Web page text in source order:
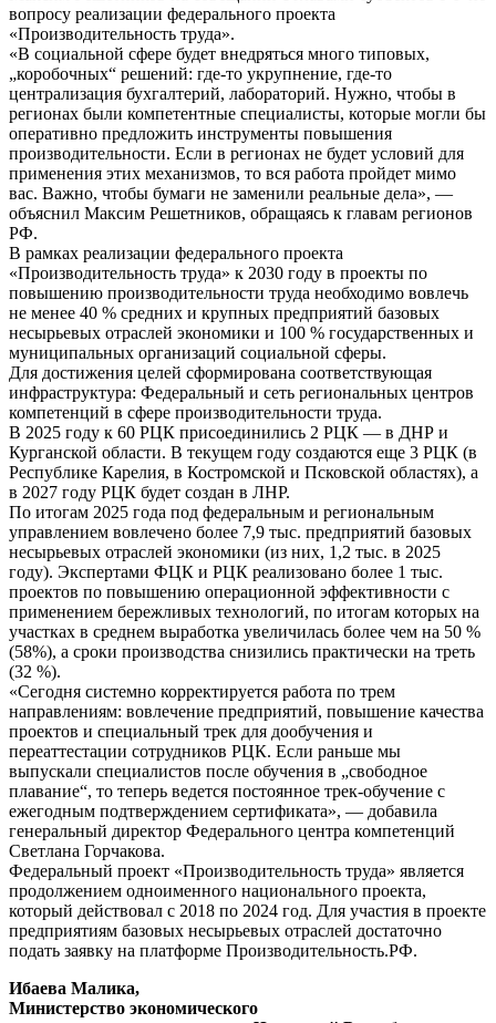
вопросу реализации федерального проекта
«Производительность труда».
«В социальной сфере будет внедряться много типовых,
„коробочных“ решений: где-то укрупнение, где-то
централизация бухгалтерий, лабораторий. Нужно, чтобы в
регионах были компетентные специалисты, которые могли бы
оперативно предложить инструменты повышения
производительности. Если в регионах не будет условий для
применения этих механизмов, то вся работа пройдет мимо
вас. Важно, чтобы бумаги не заменили реальные дела», —
объяснил Максим Решетников, обращаясь к главам регионов
РФ.
В рамках реализации федерального проекта
«Производительность труда» к 2030 году в проекты по
повышению производительности труда необходимо вовлечь
не менее 40 % средних и крупных предприятий базовых
несырьевых отраслей экономики и 100 % государственных и
муниципальных организаций социальной сферы.
Для достижения целей сформирована соответствующая
инфраструктура: Федеральный и сеть региональных центров
компетенций в сфере производительности труда.
В 2025 году к 60 РЦК присоединились 2 РЦК — в ДНР и
Курганской области. В текущем году создаются еще 3 РЦК (в
Республике Карелия, в Костромской и Псковской областях), а
в 2027 году РЦК будет создан в ЛНР.
По итогам 2025 года под федеральным и региональным
управлением вовлечено более 7,9 тыс. предприятий базовых
несырьевых отраслей экономики (из них, 1,2 тыс. в 2025
году). Экспертами ФЦК и РЦК реализовано более 1 тыс.
проектов по повышению операционной эффективности с
применением бережливых технологий, по итогам которых на
участках в среднем выработка увеличилась более чем на 50 %
(58%), а сроки производства снизились практически на треть
(32 %).
«Сегодня системно корректируется работа по трем
направлениям: вовлечение предприятий, повышение качества
проектов и специальный трек для дообучения и
переаттестации сотрудников РЦК. Если раньше мы
выпускали специалистов после обучения в „свободное
плавание“, то теперь ведется постоянное трек-обучение с
ежегодным подтверждением сертификата», — добавила
генеральный директор Федерального центра компетенций
Светлана Горчакова.
Федеральный проект «Производительность труда» является
продолжением одноименного национального проекта,
который действовал с 2018 по 2024 год. Для участия в проекте
предприятиям базовых несырьевых отраслей достаточно
подать заявку на платформе Производительность.РФ.
Ибаева Малика,
Министерство экономического